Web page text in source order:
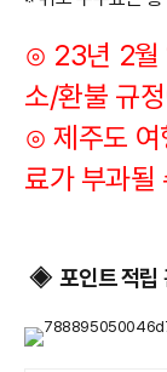
⊙ 23년 2월
소/환불 규
​⊙ 제주도 여
료가 부과될
◈포인트 적립